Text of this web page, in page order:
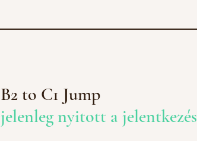
B2 to C1 Jump
jelenleg nyitott a jelentkezés